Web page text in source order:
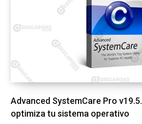
Advanced SystemCare Pro
optimiza tu sistema operativo